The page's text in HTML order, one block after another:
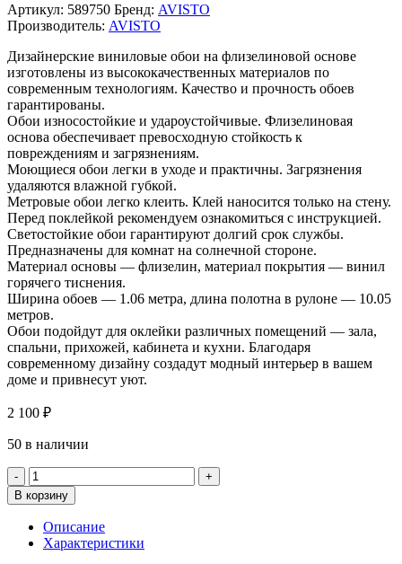
Артикул: 589750 Бренд: AVISTO
Производитель: AVISTO
Дизайнерские виниловые обои на флизелиновой основе
изготовлены из высококачественных материалов по
современным технологиям. Качество и прочность обоев
гарантированы.
Обои износостойкие и удароустойчивые. Флизелиновая
основа обеспечивает превосходную стойкость к
повреждениям и загрязнениям.
Моющиеся обои легки в уходе и практичны. Загрязнения
удаляются влажной губкой.
Метровые обои легко клеить. Клей наносится только на стену.
Перед поклейкой рекомендуем ознакомиться с инструкцией.
Светостойкие обои гарантируют долгий срок службы.
Предназначены для комнат на солнечной стороне.
Материал основы — флизелин, материал покрытия — винил
горячего тиснения.
Ширина обоев — 1.06 метра, длина полотна в рулоне — 10.05
метров.
Обои подойдут для оклейки различных помещений — зала,
спальни, прихожей, кабинета и кухни. Благодаря
современному дизайну создадут модный интерьер в вашем
доме и привнесут уют.
2 100 ₽
50 в наличии
Количество
товара
Обои
AVISTO
589750
Bellagio
В корзину
Описание
Характеристики